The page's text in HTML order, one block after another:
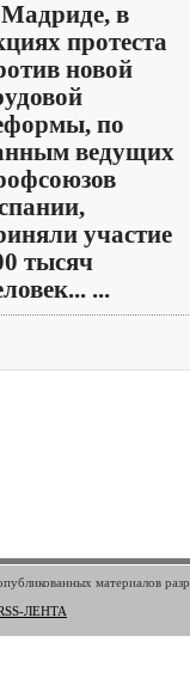
в
протеста
новой
по
ведущих
участие
тысяч
...
материалов
ЛЕНТА